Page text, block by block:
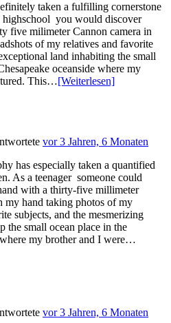
taken a fulfilling cornerstone
highschool you would discover
five milimeter Cannon camera in
of my relatives and favorite
land inhabiting the small
oceanside where my
This…[Weiterlesen]
vor 3 Jahren, 6 Monaten
has especially taken a quantified
As a teenager someone could
with a thirty-five millimeter
my hand taking photos of my
subjects, and the mesmerizing
the small ocean place in the
my brother and I were…
vor 3 Jahren, 6 Monaten